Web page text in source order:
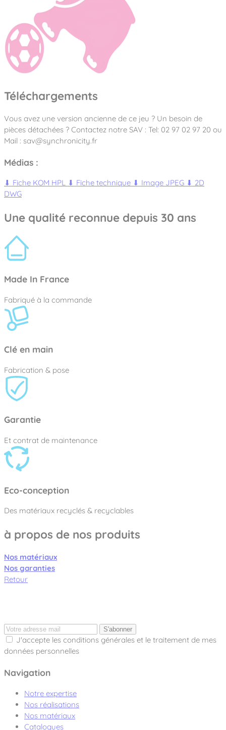
Téléchargements
Vous avez une version ancienne de ce jeu ? Un besoin de
pièces détachées ? Contactez notre SAV : Tel: 02 97 02 97 20 ou
Mail : sav@synchronicity.fr
Médias :
⬇ Fiche KOM HPL ⬇ Fiche technique ⬇ Image JPEG ⬇ 2D
DWG
Une qualité reconnue depuis 30 ans
Made In France
Fabriqué à la commande
Clé en main
Fabrication & pose
Garantie
Et contrat de maintenance
Eco-conception
Des matériaux recyclés & recyclables
à propos de nos produits
Nos matériaux
Nos garanties
Retour
S'abonner
J'accepte les conditions générales et le traitement de mes
données personnelles
Navigation
Notre expertise
Nos réalisations
Nos matériaux
Catalogues